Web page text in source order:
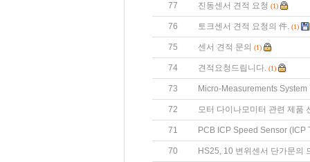
77 진동센서 견적 요청 (1)
76 토크센서 견적 요청의 件. (1)
75 센서 견적 문의 (1)
74 견적요청드립니다. (1)
73 Micro-Measurements
72 모터 다이나모미터 관련 제품
71 PCB ICP Speed Sensor (ICP
70 HS25, 10 변위센서 단가문의